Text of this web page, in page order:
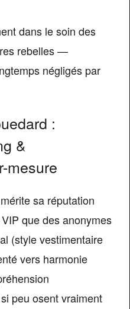
dans le soin des
rebelles —
négligés par
:
&
mesure
sa réputation
que des anonymes
(style vestimentaire
vers harmonie
peu osent vraiment